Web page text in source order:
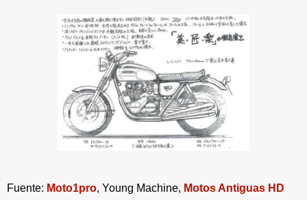
Fuente: Moto1pro, Young Machine, Motos Antiguas HD